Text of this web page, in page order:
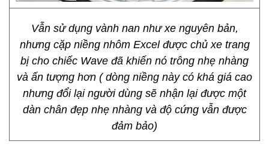
Vẫn sử dụng vành nan như xe nguyên bản,
nhưng cặp niềng nhôm Excel được chủ xe trang
bị cho chiếc Wave đã khiến nó trông nhẹ nhàng
và ấn tượng hơn ( dòng niềng này có khá giá cao
nhưng đổi lại người dùng sẽ nhận lại được một
dàn chân đẹp nhẹ nhàng và độ cứng vẫn được
đảm bảo)